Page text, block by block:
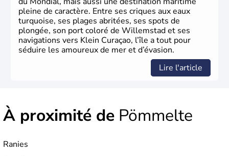
pleine de caractère. Entre ses criques aux eaux
turquoise, ses plages abritées, ses spots de
plongée, son port coloré de Willemstad et ses
navigations vers Klein Curaçao, l’île a tout pour
séduire les amoureux de mer et d’évasion.
Lire l'article
À proximité de Pömmelte
Ranies